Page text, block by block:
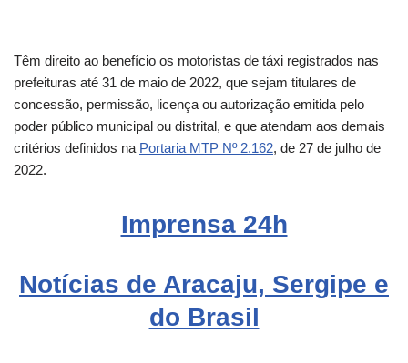
Têm direito ao benefício os motoristas de táxi registrados nas
prefeituras até 31 de maio de 2022, que sejam titulares de
concessão, permissão, licença ou autorização emitida pelo
poder público municipal ou distrital, e que atendam aos demais
critérios definidos na Portaria MTP Nº 2.162, de 27 de julho de
2022.
Imprensa 24h
Notícias de Aracaju, Sergipe e
do Brasil